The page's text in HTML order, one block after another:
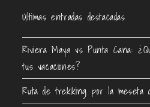
Últimas entradas destacadas
Riviera Maya vs Punta Cana:
tus vacaciones?
Ruta de trekking por la meseta